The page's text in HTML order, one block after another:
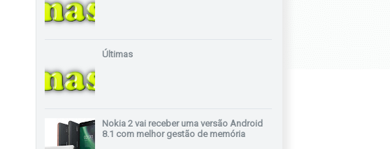
Últimas
Nokia 2 vai receber uma versão Android
8.1 com melhor gestão de memória